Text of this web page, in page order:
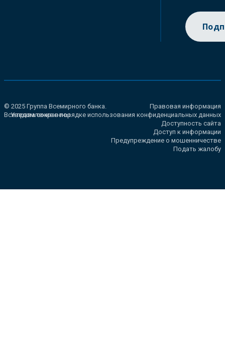
© 2025 Группа Всемирного банка.
Все права сохранены.
Правовая информация
Уведомление о порядке использования конфиденциальных данных
Доступность сайта
Доступ к информации
Предупреждение о мошенничестве
Подать жалобу